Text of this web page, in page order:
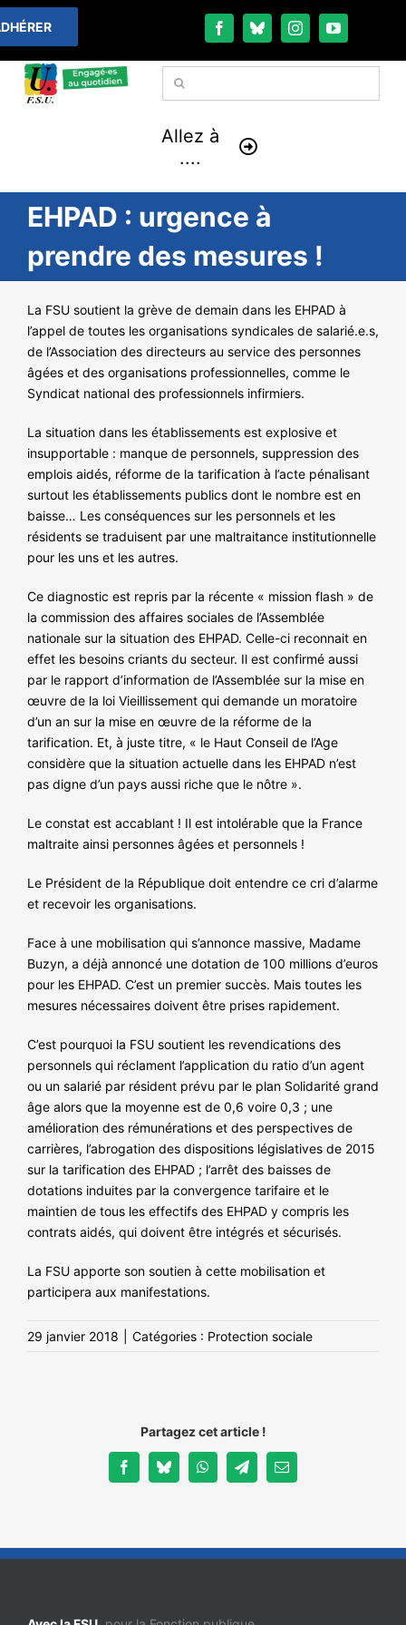
Passer
au
contenu
Rechercher:
Allez à
....
À LA UNE
THÉMATIQUES
LA VIE FÉDÉRALE
COMMUNIQUÉS
EHPAD : urgence à
prendre des mesures !
La FSU soutient la grève de demain dans les EHPAD à
l’appel de toutes les organisations syndicales de salarié.e.s,
de l’Association des directeurs au service des personnes
âgées et des organisations professionnelles, comme le
Syndicat national des professionnels infirmiers.
La situation dans les établissements est explosive et
insupportable : manque de personnels, suppression des
emplois aidés, réforme de la tarification à l’acte pénalisant
surtout les établissements publics dont le nombre est en
baisse… Les conséquences sur les personnels et les
résidents se traduisent par une maltraitance institutionnelle
pour les uns et les autres.
Ce diagnostic est repris par la récente « mission flash » de
la commission des affaires sociales de l’Assemblée
nationale sur la situation des EHPAD. Celle-ci reconnait en
effet les besoins criants du secteur. Il est confirmé aussi
par le rapport d’information de l’Assemblée sur la mise en
œuvre de la loi Vieillissement qui demande un moratoire
d’un an sur la mise en œuvre de la réforme de la
tarification. Et, à juste titre, « le Haut Conseil de l’Age
considère que la situation actuelle dans les EHPAD n’est
pas digne d’un pays aussi riche que le nôtre ».
Le constat est accablant ! Il est intolérable que la France
maltraite ainsi personnes âgées et personnels !
Le Président de la République doit entendre ce cri d’alarme
et recevoir les organisations.
Face à une mobilisation qui s’annonce massive, Madame
Buzyn, a déjà annoncé une dotation de 100 millions d’euros
pour les EHPAD. C’est un premier succès. Mais toutes les
mesures nécessaires doivent être prises rapidement.
C’est pourquoi la FSU soutient les revendications des
personnels qui réclament l’application du ratio d’un agent
ou un salarié par résident prévu par le plan Solidarité grand
âge alors que la moyenne est de 0,6 voire 0,3 ; une
amélioration des rémunérations et des perspectives de
carrières, l’abrogation des dispositions législatives de 2015
sur la tarification des EHPAD ; l’arrêt des baisses de
dotations induites par la convergence tarifaire et le
maintien de tous les effectifs des EHPAD y compris les
contrats aidés, qui doivent être intégrés et sécurisés.
La FSU apporte son soutien à cette mobilisation et
participera aux manifestations.
29 janvier 2018 Catégories : Protection sociale
Partagez cet article !
FacebookBlueskyWhatsAppTelegramEmail